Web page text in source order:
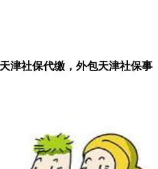
津社保代缴，外包天津社保事